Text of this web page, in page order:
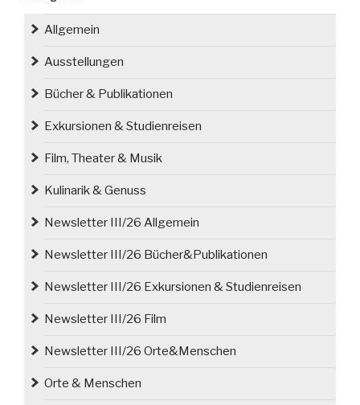
im
Land“
Allgemein
Ausstellungen
Bücher & Publikationen
Exkursionen & Studienreisen
Film, Theater & Musik
Kulinarik & Genuss
Newsletter III/26 Allgemein
Newsletter III/26 Bücher&Publikationen
Newsletter III/26 Exkursionen & Studienreisen
Newsletter III/26 Film
Newsletter III/26 Orte&Menschen
Orte & Menschen